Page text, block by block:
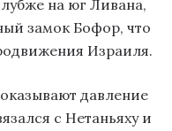
на юг Ливана,
замок Бофор, что
Израиля.
давление
с Нетаньяху и